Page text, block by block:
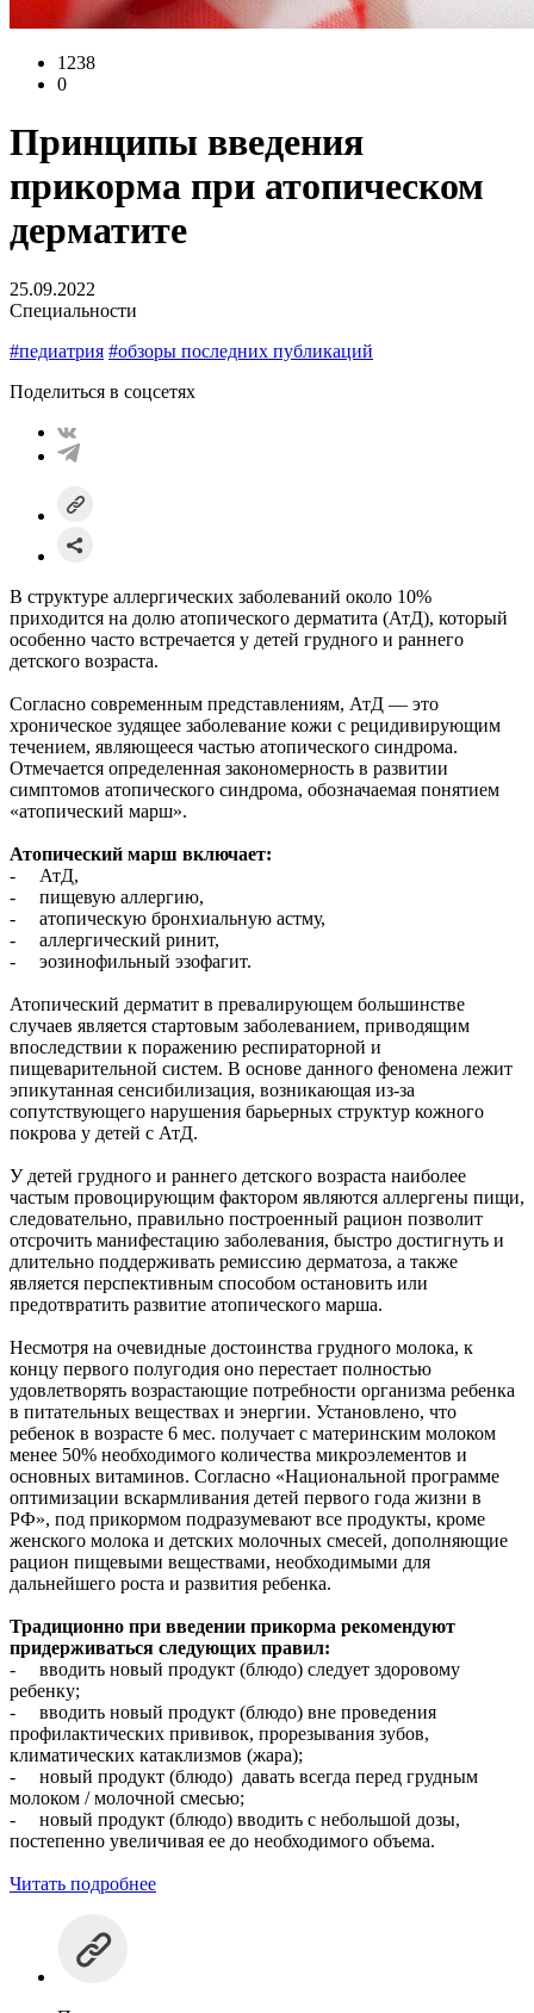
1238
0
Принципы введения
прикорма при атопическом
дерматите
25.09.2022
Специальности
#педиатрия #обзоры последних публикаций
Поделиться в соцсетях
В структуре аллергических заболеваний около 10%
приходится на долю атопического дерматита (АтД), который
особенно часто встречается у детей грудного и раннего
детского возраста.
Согласно современным представлениям, АтД — это
хроническое зудящее заболевание кожи с рецидивирующим
течением, являющееся частью атопического синдрома.
Отмечается определенная закономерность в развитии
симптомов атопического синдрома, обозначаемая понятием
«атопический марш».
Атопический марш включает:
- АтД,
- пищевую аллергию,
- атопическую бронхиальную астму,
- аллергический ринит,
- эозинофильный эзофагит.
Атопический дерматит в превалирующем большинстве
случаев является стартовым заболеванием, приводящим
впоследствии к поражению респираторной и
пищеварительной систем. В основе данного феномена лежит
эпикутанная сенсибилизация, возникающая из-за
сопутствующего нарушения барьерных структур кожного
покрова у детей с АтД.
У детей грудного и раннего детского возраста наиболее
частым провоцирующим фактором являются аллергены пищи,
следовательно, правильно построенный рацион позволит
отсрочить манифестацию заболевания, быстро достигнуть и
длительно поддерживать ремиссию дерматоза, а также
является перспективным способом остановить или
предотвратить развитие атопического марша.
Несмотря на очевидные достоинства грудного молока, к
концу первого полугодия оно перестает полностью
удовлетворять возрастающие потребности организма ребенка
в питательных веществах и энергии. Установлено, что
ребенок в возрасте 6 мес. получает с материнским молоком
менее 50% необходимого количества микроэлементов и
основных витаминов. Согласно «Национальной программе
оптимизации вскармливания детей первого года жизни в
РФ», под прикормом подразумевают все продукты, кроме
женского молока и детских молочных смесей, дополняющие
рацион пищевыми веществами, необходимыми для
дальнейшего роста и развития ребенка.
Традиционно при введении прикорма рекомендуют
придерживаться следующих правил:
- вводить новый продукт (блюдо) следует здоровому
ребенку;
- вводить новый продукт (блюдо) вне проведения
профилактических прививок, прорезывания зубов,
климатических катаклизмов (жара);
- новый продукт (блюдо) давать всегда перед грудным
молоком / молочной смесью;
- новый продукт (блюдо) вводить с небольшой дозы,
постепенно увеличивая ее до необходимого объема.
Читать подробнее